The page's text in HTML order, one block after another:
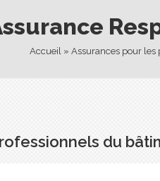
Accueil » Assurances pour les
du